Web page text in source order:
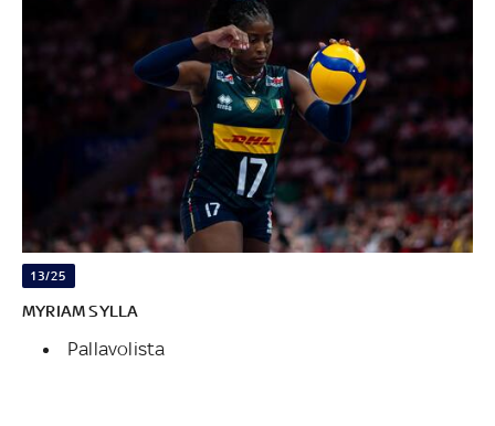
13/25
MYRIAM SYLLA
Pallavolista